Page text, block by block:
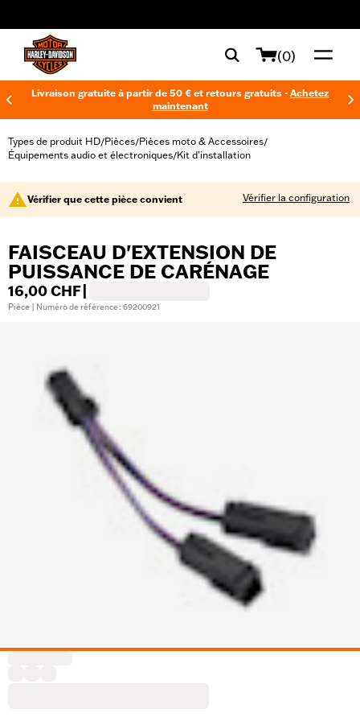
(0)
Livraison gratuite à partir de 50 € et retours gratuits - Achetez
maintenant
Types de produit HD/Pièces/Pièces moto & Accessoires/
Équipements audio et électroniques/Kit d’installation
Vérifier que cette pièce convient Vérifier la configuration
FAISCEAU D'EXTENSION DE
PUISSANCE DE CARÉNAGE
16,00 CHF
Pièce | Numéro de référence : 69200921